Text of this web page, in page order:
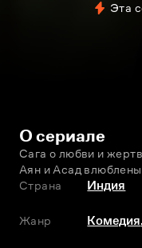
Эта
О сериале
Сага о любви и
Аян и Асад
Страна
Индия
Жанр Комедия